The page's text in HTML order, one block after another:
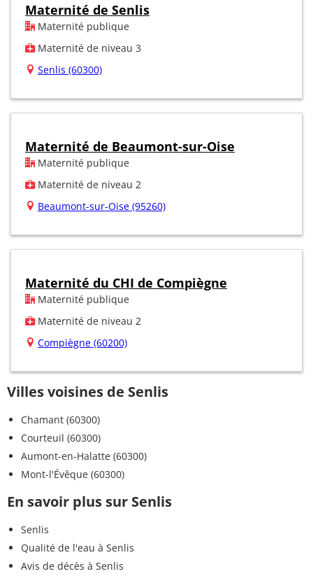
Maternité de Senlis
Maternité publique
Maternité de niveau 3
Senlis (60300)
Maternité de Beaumont-sur-Oise
Maternité publique
Maternité de niveau 2
Beaumont-sur-Oise (95260)
Maternité du CHI de Compiègne
Maternité publique
Maternité de niveau 2
Compiègne (60200)
Villes voisines de Senlis
Chamant (60300)
Courteuil (60300)
Aumont-en-Halatte (60300)
Mont-l'Évêque (60300)
En savoir plus sur Senlis
Senlis
Qualité de l'eau à Senlis
Avis de décès à Senlis